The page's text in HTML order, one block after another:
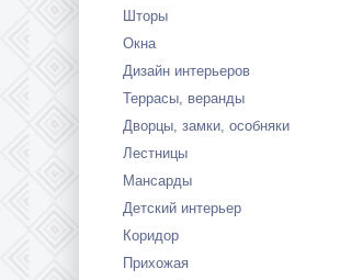
Шторы
Окна
Дизайн интерьеров
Террасы, веранды
Дворцы, замки, особняки
Лестницы
Мансарды
Детский интерьер
Коридор
Прихожая